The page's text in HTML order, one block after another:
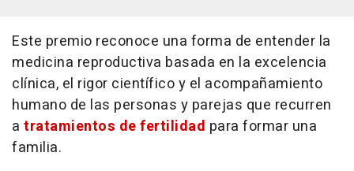
Este premio reconoce una forma de entender la
medicina reproductiva basada en la excelencia
clínica, el rigor científico y el acompañamiento
humano de las personas y parejas que recurren
a tratamientos de fertilidad para formar una
familia.